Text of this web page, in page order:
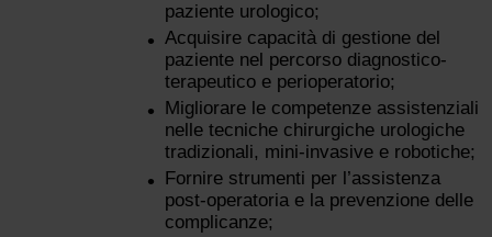
paziente urologico;
Acquisire capacità di gestione del
paziente nel percorso diagnostico-
terapeutico e perioperatorio;
Migliorare le competenze assistenziali
nelle tecniche chirurgiche urologiche
tradizionali, mini-invasive e robotiche;
Fornire strumenti per l’assistenza
post-operatoria e la prevenzione delle
complicanze;